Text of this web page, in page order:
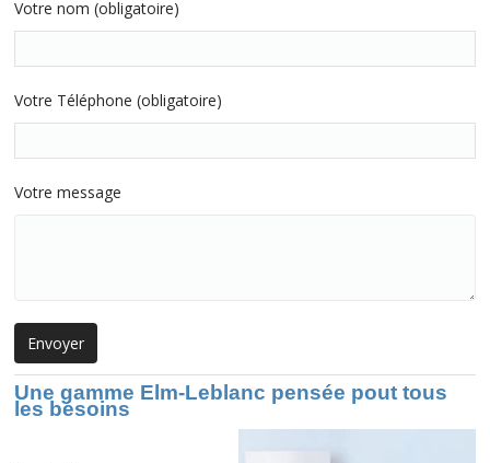
Votre nom (obligatoire)
Votre Téléphone (obligatoire)
Votre message
Une gamme Elm-Leblanc pensée pout tous
les besoins